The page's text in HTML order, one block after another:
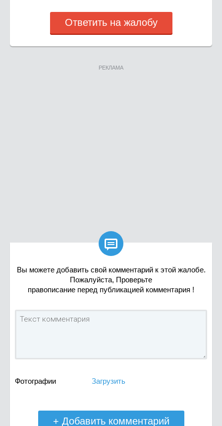
Ответить на жалобу
РЕКЛАМА

Вы можете добавить свой комментарий к этой жалобе.
Пожалуйста, Проверьте
правописание перед публикацией комментария !
Фотографии Загрузить
+ Добавить комментарий